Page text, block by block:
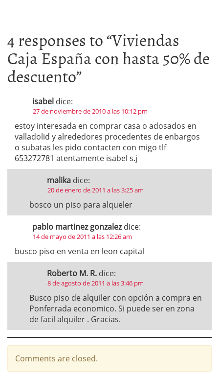
4 responses to “Viviendas
Caja España con hasta 50% de
descuento”
isabel dice:
27 de noviembre de 2010 a las 10:12 pm
estoy interesada en comprar casa o adosados en
valladolid y alrededores procedentes de enbargos
o subatas les pido contacten con migo tlf
653272781 atentamente isabel s.j
malika dice:
20 de enero de 2011 a las 3:25 am
bosco un piso para alqueler
pablo martinez gonzalez dice:
14 de mayo de 2011 a las 12:26 am
busco piso en venta en leon capital
Roberto M. R. dice:
8 de agosto de 2011 a las 3:46 pm
Busco piso de alquiler con opción a compra en
Ponferrada economico. Si puede ser en zona
de facil alquiler . Gracias.
Comments are closed.